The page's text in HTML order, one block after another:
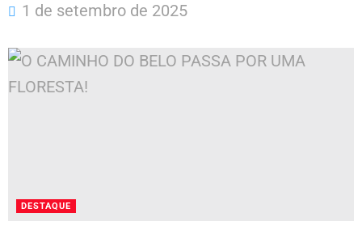
1 de setembro de 2025
DESTAQUE